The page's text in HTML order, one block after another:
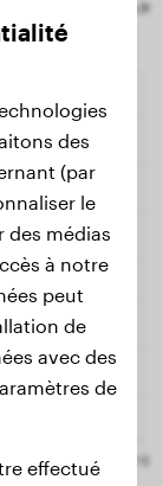
des
(par
le
des médias
à notre
peut
de
avec des
de
effectué